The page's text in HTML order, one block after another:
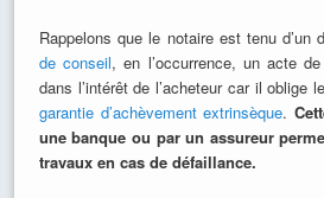
Rappelons que le notaire est tenu d’un
de conseil, en l’occurrence, un acte
dans l’intérêt de l’acheteur car il oblige
garantie d’achèvement extrinsèque.
une banque ou par un assureur
travaux en cas de défaillance.